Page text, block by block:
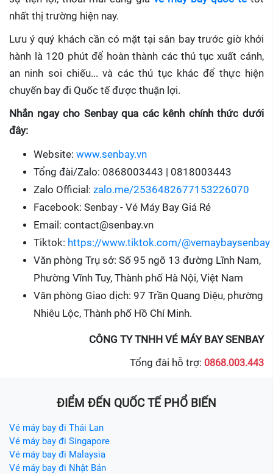
nhất thị trường hiện nay.
Lưu ý quý khách cần có mặt tại sân bay trước giờ khởi
hành là 120 phút để hoàn thành các thủ tục xuất cảnh,
an ninh soi chiếu... và các thủ tục khác để thực hiện
chuyến bay đi Quốc tế được thuận lợi.
Nhắn ngay cho Senbay qua các kênh chính thức dưới
đây:
Website: www.senbay.vn
Tổng đài/Zalo: 0868003443 | 0818003443
Zalo Official: zalo.me/2536482677153226070
Facebook: Senbay - Vé Máy Bay Giá Rẻ
Email: contact@senbay.vn
Tiktok: https://www.tiktok.com/@vemaybaysenbay
Văn phòng Trụ sở: Số 95 ngõ 13 đường Lĩnh Nam,
Phường Vĩnh Tuy, Thành phố Hà Nội, Việt Nam
Văn phòng Giao dịch: 97 Trần Quang Diệu, phường
Nhiêu Lộc, Thành phố Hồ Chí Minh.
CÔNG TY TNHH VÉ MÁY BAY SENBAY
Tổng đài hỗ trợ: 0868.003.443
ĐIỂM ĐẾN QUỐC TẾ PHỔ BIẾN
Vé máy bay đi Thái Lan
Vé máy bay đi Singapore
Vé máy bay đi Malaysia
Vé máy bay đi Nhật Bản